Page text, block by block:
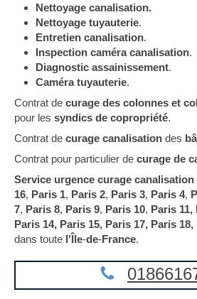
Nettoyage canalisation.
Nettoyage tuyauterie.
Entretien canalisation.
Inspection caméra canalisation.
Diagnostic assainissement.
Caméra tuyauterie.
Contrat de curage des colonnes et
pour les syndics de copropriété.
Contrat de curage canalisation des
Contrat pour particulier de curage de
Service urgence curage canalisation
16, Paris 1, Paris 2, Paris 3, Paris 4,
7, Paris 8, Paris 9, Paris 10, Paris 11,
Paris 14, Paris 15, Paris 17, Paris
dans toute l'Île-de-France.